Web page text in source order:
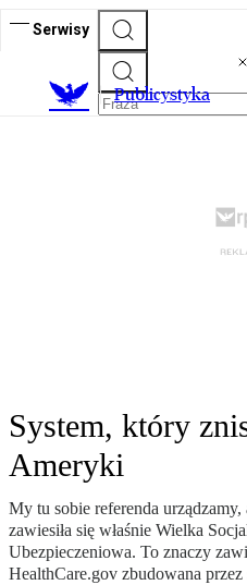
Serwisy
Publicystyka
System, który
Ameryki
My tu sobie referenda
zawiesiła się właśnie Wielka
Ubezpieczeniowa. To znaczy
HealthCare.gov zbudowana